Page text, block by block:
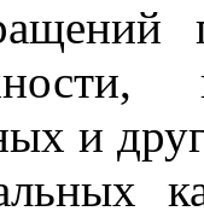
и